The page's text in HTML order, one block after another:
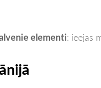
elementi: ieejas